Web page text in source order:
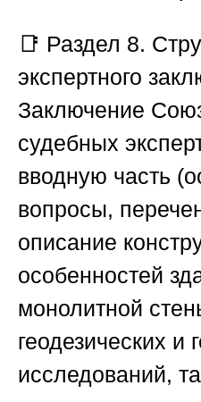
📑 Раздел 8.
экспертного
Заключение
судебных
вводную часть
вопросы,
описание
особенностей
монолитной
геодезических и
исследований,